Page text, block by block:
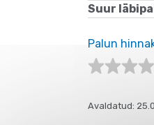
Suur
Empty
Empty
Empty
Empty
Palun
Avaldatud: